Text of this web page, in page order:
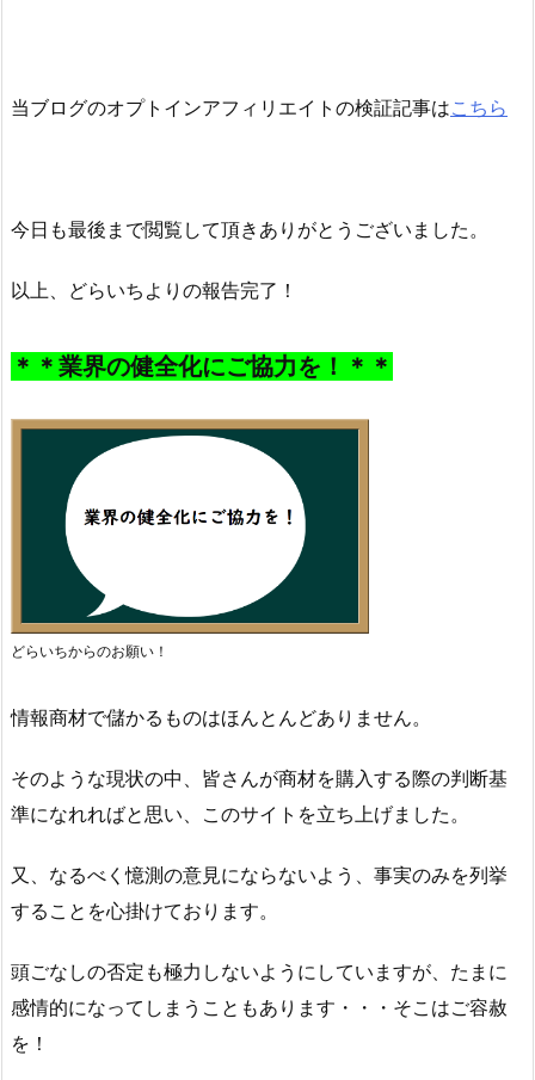
当ブログのオプトインアフィリエイトの検証記事はこちら
今日も最後まで閲覧して頂きありがとうございました。
以上、どらいちよりの報告完了！
＊＊業界の健全化にご協力を！＊＊
どらいちからのお願い！
情報商材で儲かるものはほんとんどありません。
そのような現状の中、皆さんが商材を購入する際の判断基
準になれればと思い、このサイトを立ち上げました。
又、なるべく憶測の意見にならないよう、事実のみを列挙
することを心掛けております。
頭ごなしの否定も極力しないようにしていますが、たまに
感情的になってしまうこともあります・・・そこはご容赦
を！